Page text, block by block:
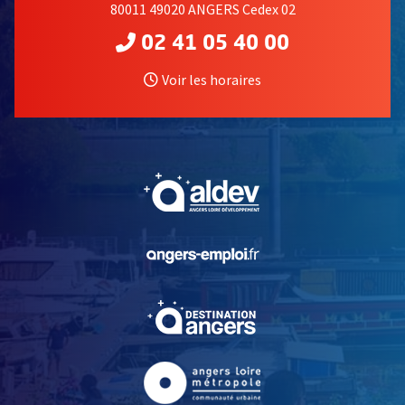
80011 49020 ANGERS Cedex 02
02 41 05 40 00
Voir les horaires
, Ouvre une nouvelle
, Ouvre une nouvelle